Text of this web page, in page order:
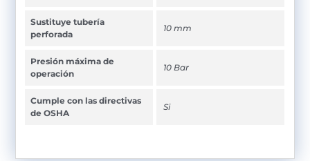
Sustituye tubería
perforada
10 mm
Presión máxima de
operación
10 Bar
Cumple con las directivas
de OSHA
Si